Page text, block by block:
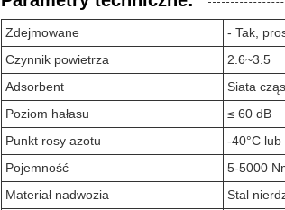
Zdejmowane
- Tak,
Czynnik powietrza
2.6~3.5
Adsorbent
Siata
Poziom hałasu
≤ 60 dB
Punkt rosy azotu
-40°C lub
Pojemność
5-5000
Materiał nadwozia
Stal